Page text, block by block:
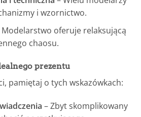
i wzornictwo.
Modelarstwo oferuje relaksującą
chaosu.
prezentu
pamiętaj o tych wskazówkach:
– Zbyt skomplikowany